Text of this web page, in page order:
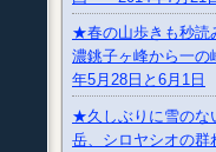
★春の山歩きも秒読
濃銚子ヶ峰から一の
年5月28日と6月1日
★久しぶりに雪のな
岳、シロヤシオの群